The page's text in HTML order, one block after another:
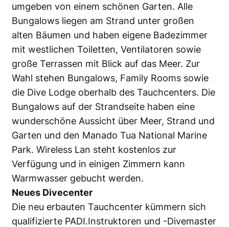
umgeben von einem schönen Garten. Alle
Bungalows liegen am Strand unter großen
alten Bäumen und haben eigene Badezimmer
mit westlichen Toiletten, Ventilatoren sowie
große Terrassen mit Blick auf das Meer. Zur
Wahl stehen Bungalows, Family Rooms sowie
die Dive Lodge oberhalb des Tauchcenters. Die
Bungalows auf der Strandseite haben eine
wunderschöne Aussicht über Meer, Strand und
Garten und den Manado Tua National Marine
Park. Wireless Lan steht kostenlos zur
Verfügung und in einigen Zimmern kann
Warmwasser gebucht werden.
Neues Divecenter
Die neu erbauten Tauchcenter kümmern sich
qualifizierte PADI.Instruktoren und -Divemaster